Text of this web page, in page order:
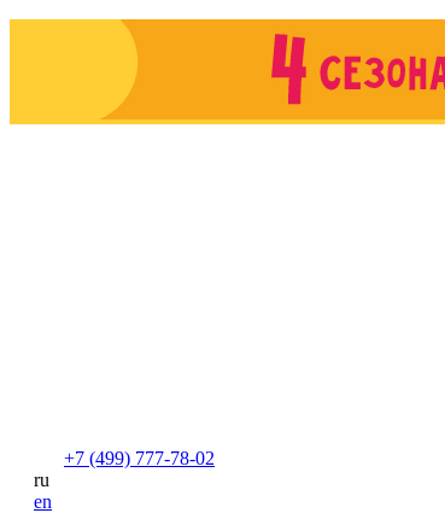
+7 (499) 777-78-02
ru
en